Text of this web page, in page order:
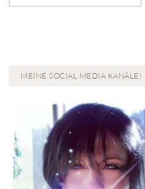
MEINE SOCIAL MEDIA KANÄLE!